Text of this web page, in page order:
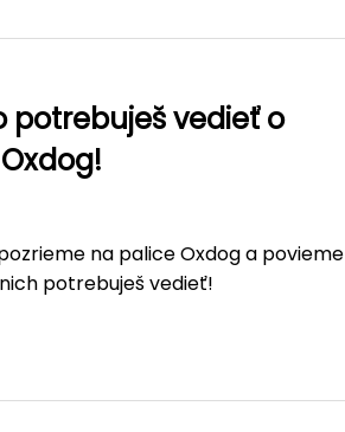
potrebuješ vedieť o
na palice Oxdog a povieme
potrebuješ vedieť!